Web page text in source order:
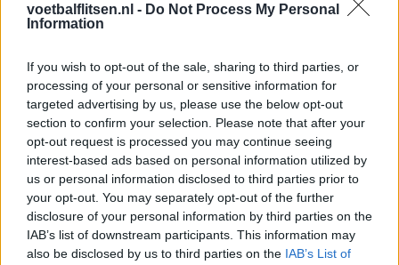
voetbalflitsen.nl - Do Not Process My Personal
Information
If you wish to opt-out of the sale, sharing to third parties, or
processing of your personal or sensitive information for
targeted advertising by us, please use the below opt-out
section to confirm your selection. Please note that after your
opt-out request is processed you may continue seeing
interest-based ads based on personal information utilized by
us or personal information disclosed to third parties prior to
your opt-out. You may separately opt-out of the further
disclosure of your personal information by third parties on the
IAB’s list of downstream participants. This information may
also be disclosed by us to third parties on the IAB’s List of
Marcos Leonardo laat eerste indruk achter bij
Ajax: 'Hier gaan fans van genieten'
Resterend oefenprogramma Ajax: waar zijn de
duels te zien
Ajax groeit onder Míchel, maar transfermarkt
blijft cruciaal
Ajax-talent Mohamed Abdalla schrijft Europese
geschiedenis